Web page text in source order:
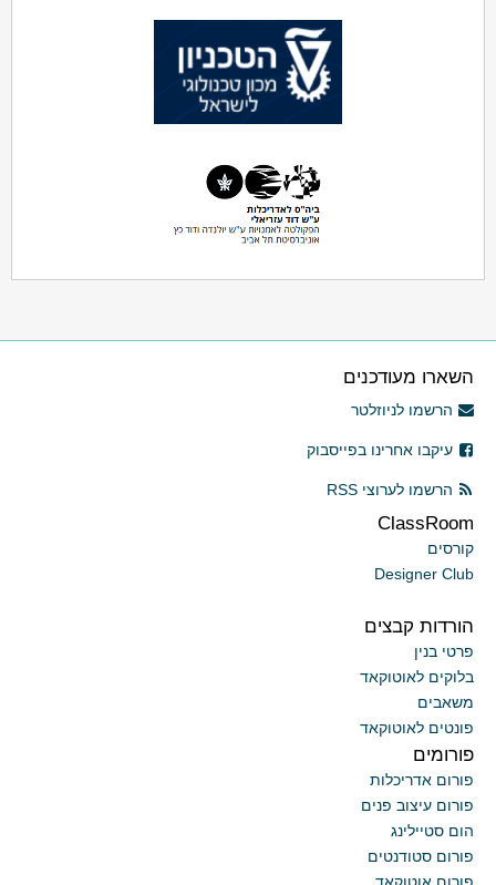
השארו מעודכנים
הרשמו לניוזלטר
עיקבו אחרינו בפייסבוק
הרשמו לערוצי RSS
ClassRoom
קורסים
Designer Club
הורדות קבצים
פרטי בנין
בלוקים לאוטוקאד
משאבים
פונטים לאוטוקאד
פורומים
פורום אדריכלות
פורום עיצוב פנים
הום סטיילינג
פורום סטודנטים